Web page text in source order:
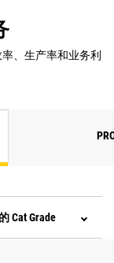
、生产率和业务利
Cat Grade